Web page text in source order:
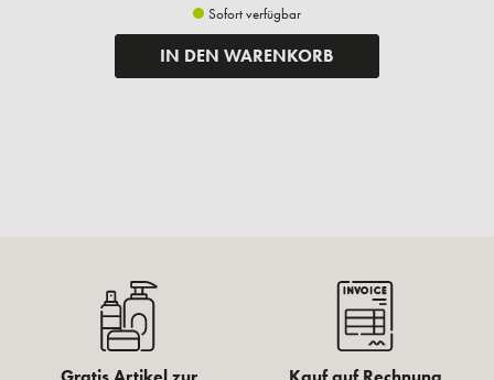
Sofort verfügbar
IN DEN WARENKORB